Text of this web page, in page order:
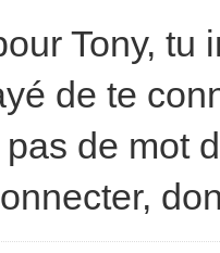
Tony,
de te
de mot